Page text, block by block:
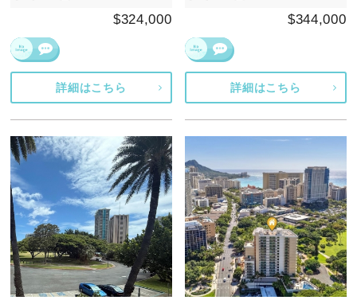
$324,000
詳細はこちら
$344,000
詳細はこちら